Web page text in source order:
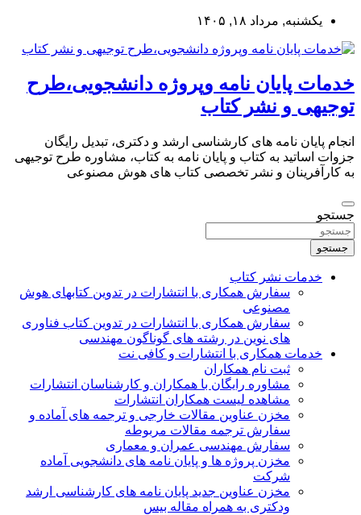
بروید
یکشنبه, مرداد ۱۸, ۱۴۰۵
خدمات پایان نامه وپروژه دانشجویی،طرح
توجیهی و نشر کتاب
انجام پایان نامه های کارشناسی ارشد و دکتری، تبدیل رایگان
جزوات اساتید به کتاب و پایان نامه به کتاب، مشاوره طرح توجیهی
به کارآفرینان و نشر تخصصی کتاب های هوش مصنوعی
جستجو
جستجو
خدمات نشر کتاب
سفارش همکاری با انتشارات در تدوین کتابهای هوش
مصنوعی
سفارش همکاری با انتشارات در تدوین کتاب فناوری
های نوین در رشته های گوناگون مهندسی
خدمات همکاری با انتشارات و کافی نت
ثبت نام همکاران
مشاوره رایگان با همکاران و کارشناسان انتشارات
مشاهده لیست همکاران انتشارات
مخزن عناوین مقالات خارجی و ترجمه های آماده و
سفارش ترجمه مقالات مربوطه
سفارش مهندسی عمران و معماری
مخزن پروژه ها و پایان نامه های دانشجویی آماده
شرکت
مخزن عناوین جدید پایان نامه های کارشناسی ارشد
ودکتری به همراه مقاله بیس